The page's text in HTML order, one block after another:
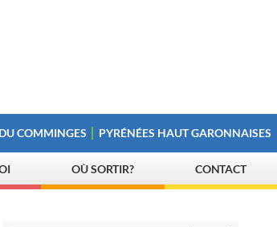
COMMINGES PYRÉNÉES HAUT GARONNAISES
OÙ SORTIR? CONTACT